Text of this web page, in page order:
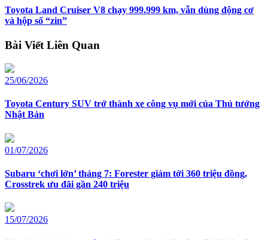
Toyota Land Cruiser V8 chạy 999.999 km, vẫn dùng động cơ
và hộp số “zin”
Bài Viết Liên Quan
25/06/2026
Toyota Century SUV trở thành xe công vụ mới của Thủ tướng
Nhật Bản
01/07/2026
Subaru ‘chơi lớn’ tháng 7: Forester giảm tới 360 triệu đồng,
Crosstrek ưu đãi gần 240 triệu
15/07/2026